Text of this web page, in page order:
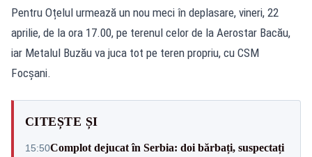
Pentru Oțelul urmează un nou meci în deplasare, vineri, 22
aprilie, de la ora 17.00, pe terenul celor de la Aerostar Bacău,
iar Metalul Buzău va juca tot pe teren propriu, cu CSM
Focșani.
CITEȘTE ȘI
15:50Complot dejucat în Serbia: doi bărbați, suspectați